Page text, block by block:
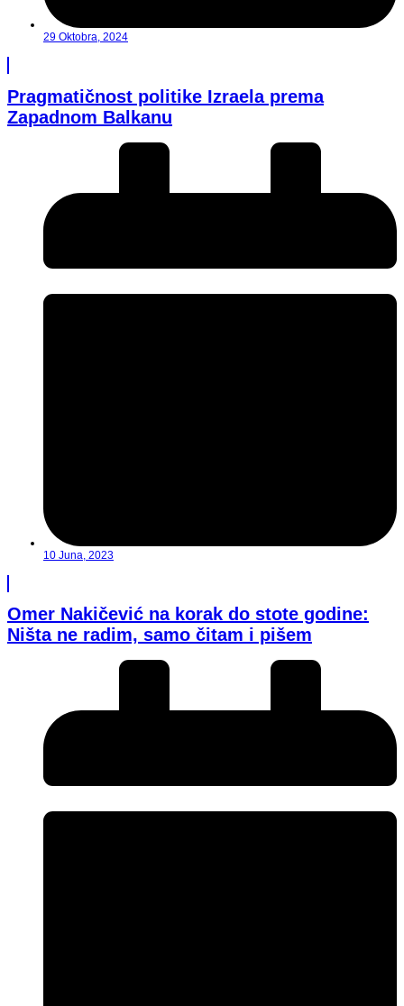
29 Oktobra, 2024
Pragmatičnost politike Izraela prema
Zapadnom Balkanu
10 Juna, 2023
Omer Nakičević na korak do stote godine:
Ništa ne radim, samo čitam i pišem